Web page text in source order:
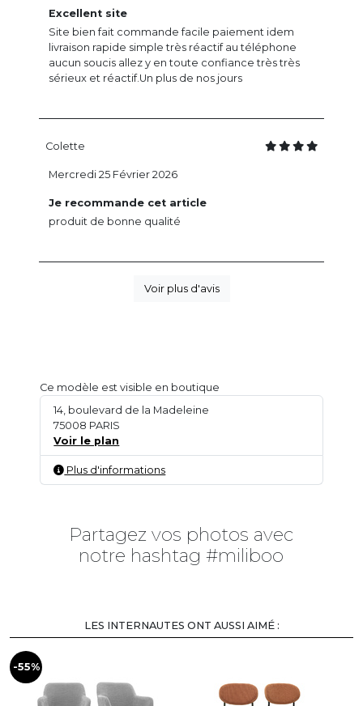
Excellent site
Site bien fait commande facile paiement idem
livraison rapide simple très réactif au téléphone
aucun soucis allez y en toute confiance très très
sérieux et réactif.Un plus de nos jours
Colette
Je recommande cet article
produit de bonne qualité
Mercredi 25 Février 2026
Voir plus d'avis
Ce modèle est visible en boutique
14, boulevard de la Madeleine
75008 PARIS
Voir le plan
Plus d'informations
Partagez vos photos avec
notre hashtag #miliboo
LES INTERNAUTES ONT AUSSI AIMÉ :
-55%